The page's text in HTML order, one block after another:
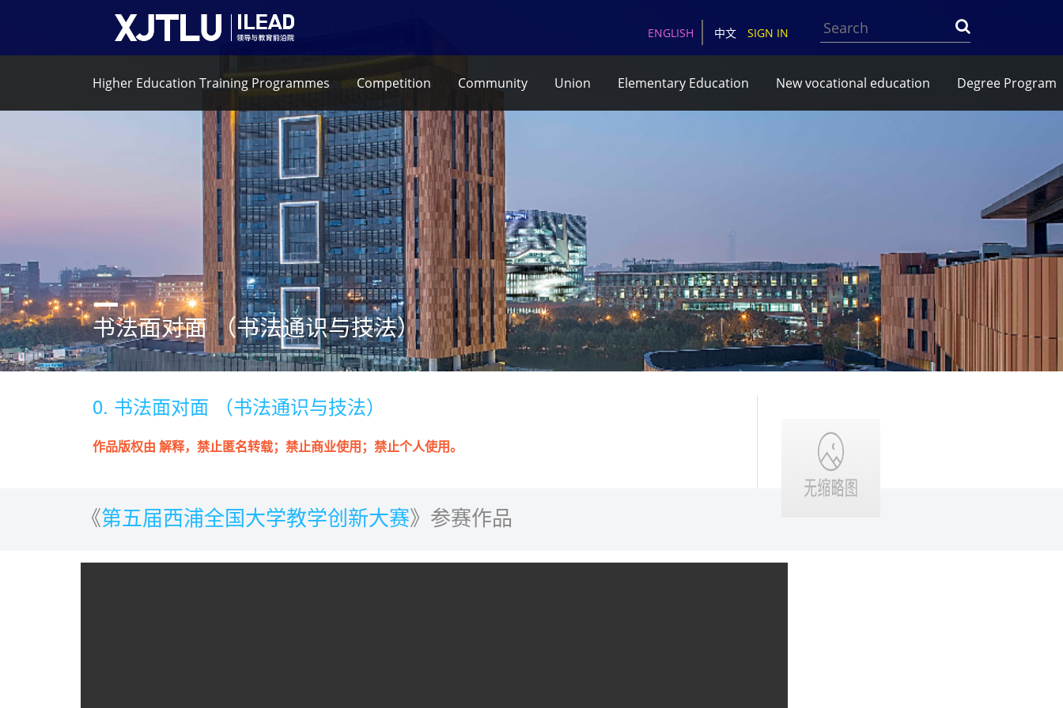
ENGLISH 中文 SIGN IN
Higher Education Training Programmes Competition Community Union Elementary Education New vocational education Degree Program
书法面对面 （书法通识与技法）
0. 书法面对面 （书法通识与技法）
作品版权由 解释，禁止匿名转载；禁止商业使用；禁止个人使用。
《第五届西浦全国大学教学创新大赛》参赛作品